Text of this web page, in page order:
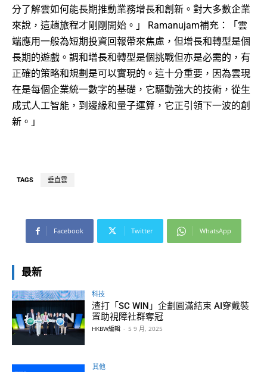
分了解雲如何能長期推動業務增長和創新。對大多數企業
來說，這趟旅程才剛剛開始。」 Ramanujam補充：「雲
端應用一般為短期投資回報帶來焦慮，但增長和轉型是個
長期的遊戲。調和增長和轉型是個挑戰但亦是必需的，有
正確的策略和規劃是可以實現的。這十分重要，因為雲現
在是每個企業統一數字的基礎，它驅動強大的技術，從生
成式人工智能，到邊緣和量子運算，它正引領下一波的創
新。」
TAGS 垂直雲
Facebook Twitter WhatsApp
最新
科技
渣打「SC WIN」企劃圓滿結束 AI穿戴裝
置助視障社群奪冠
HKBW編輯 - 5 9 月, 2025
其他